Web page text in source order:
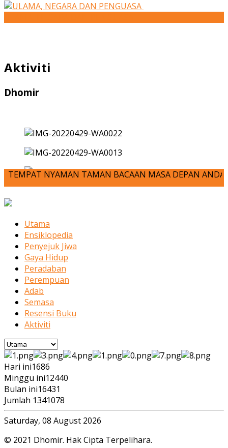
Aktiviti
Dhomir
NYAMAN TAMAN BACAAN MASA DEPAN ANDA-
Utama
Ensiklopedia
Penyejuk Jiwa
Gaya Hidup
Peradaban
Perempuan
Adab
Semasa
Resensi Buku
Aktiviti
Hari ini1686
Minggu ini12440
Bulan ini16431
Jumlah 1341078
Saturday, 08 August 2026
© 2021 Dhomir. Hak Cipta Terpelihara.